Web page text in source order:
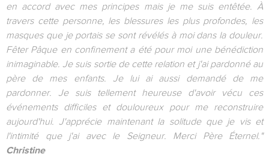
en accord avec mes principes mais je me suis entêtée. À
travers cette personne, les blessures les plus profondes, les
masques que je portais se sont révélés à moi dans la douleur.
Fêter Pâque en confinement a été pour moi une bénédiction
inimaginable. Je suis sortie de cette relation et j'ai pardonné au
père de mes enfants. Je lui ai aussi demandé de me
pardonner. Je suis tellement heureuse d'avoir vécu ces
événements difficiles et douloureux pour me reconstruire
aujourd'hui. J'apprécie maintenant la solitude que je vis et
l'intimité que j'ai avec le Seigneur. Merci Père Éternel."
Christine